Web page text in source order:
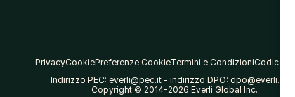
PrivacyCookiePreferenze CookieTermini e CondizioniCodice
Indirizzo PEC: everli@pec.it - indirizzo DPO: dpo@everli.com
Copyright © 2014-2026 Everli Global Inc.